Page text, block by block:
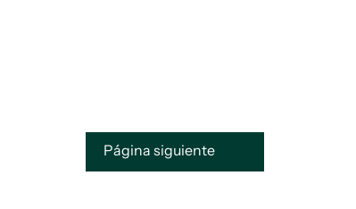
Página siguiente